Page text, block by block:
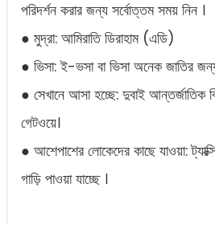
পরিদর্শন করার জন্য সর্বোত্তম সময় নিন ।
● মুদ্রা: আমিরাতি ডিরাহাম (এডি)
● ভিসা: ই-ভসা বা ভিসা অনেক জাতির
● সেখানে আসা হচ্ছে: দুবাই আন্তর্জাতিক
গেটওয়ে।
● আশেপাশের লোকেদের কাছে যাওয়া:
গাড়ি পাওয়া যাচ্ছে ।